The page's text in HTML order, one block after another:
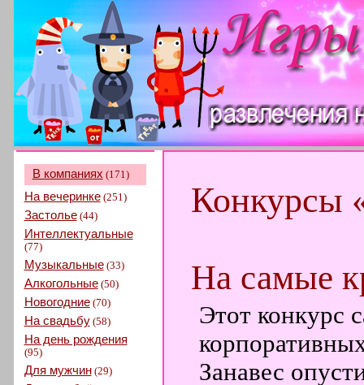
В компаниях (171)
На вечеринке(251)
Застолье(44)
Интеллектуальные
(77)
Музыкальные(33)
Алкогольные(50)
Новогодние(70)
На свадьбу(58)
На день рождения
(95)
Для мужчин(29)
Конкурсы
На самые
Этот конкурс
Занавес